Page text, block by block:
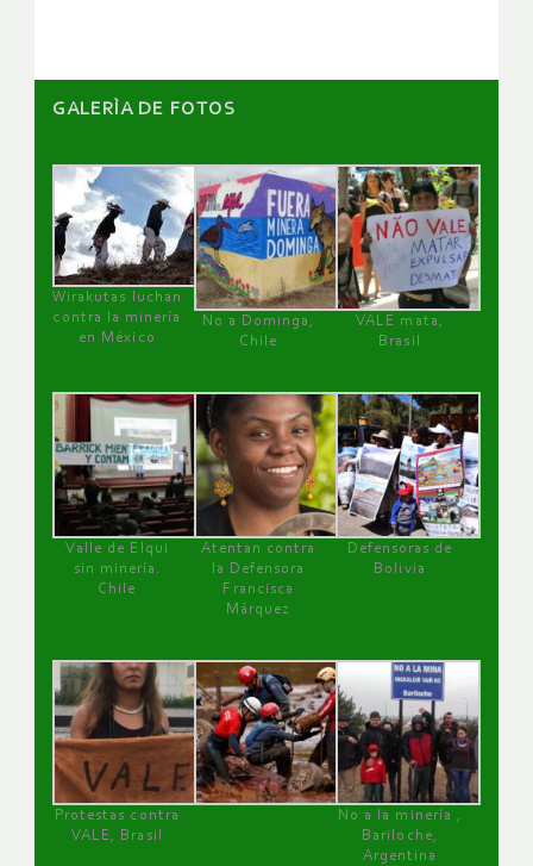
GALERÌA DE FOTOS
Wirakutas luchan
contra la minería
en México
No a Dominga,
Chile
VALE mata,
Brasil
Valle de Elqui
sin minería.
Chile
Atentan contra
la Defensora
Francisca
Márquez
Defensoras de
Bolivia
Protestas contra
VALE, Brasil
No a la minería ,
Bariloche,
Argentina